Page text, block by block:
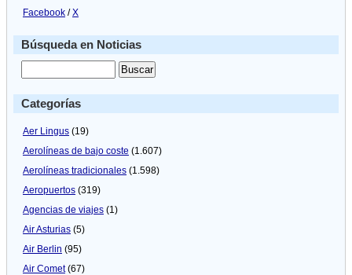
Facebook /X
Búsqueda en Noticias
Categorías
Aer Lingus (19)
Aerolíneas de bajo coste (1.607)
Aerolíneas tradicionales (1.598)
Aeropuertos (319)
Agencias de viajes (1)
Air Asturias (5)
Air Berlin (95)
Air Comet(67)